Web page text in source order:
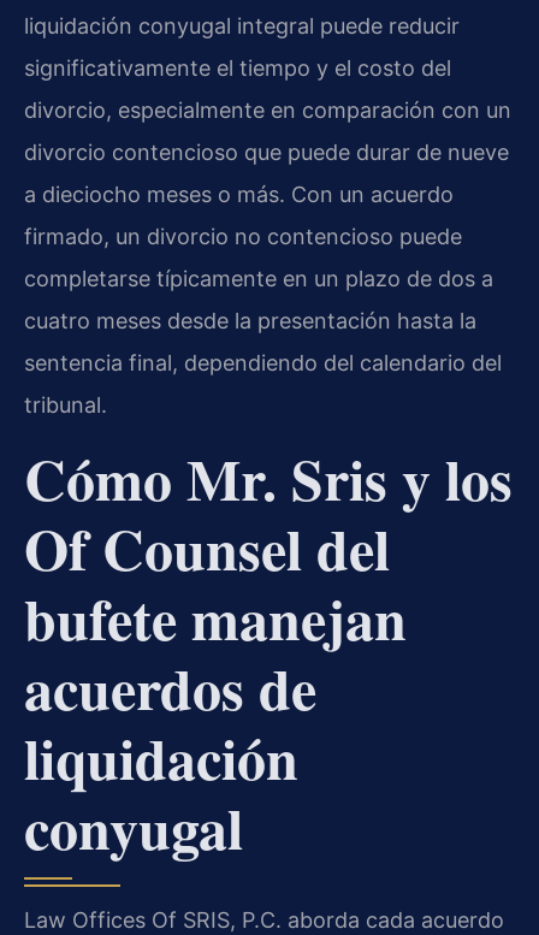
liquidación conyugal integral puede reducir
significativamente el tiempo y el costo del
divorcio, especialmente en comparación con un
divorcio contencioso que puede durar de nueve
a dieciocho meses o más. Con un acuerdo
firmado, un divorcio no contencioso puede
completarse típicamente en un plazo de dos a
cuatro meses desde la presentación hasta la
sentencia final, dependiendo del calendario del
tribunal.
Cómo Mr. Sris y los
Of Counsel del
bufete manejan
acuerdos de
liquidación
conyugal
Law Offices Of SRIS, P.C. aborda cada acuerdo